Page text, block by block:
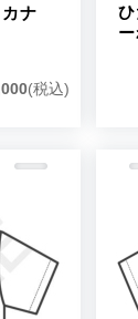
ナ
(税込)